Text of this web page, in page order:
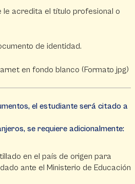
le acredita el título profesional o
de identidad.
en fondo blanco (Formato jpg)
el estudiante será citado a
se requiere adicionalmente:
en el país de origen para
ante el Ministerio de Educación